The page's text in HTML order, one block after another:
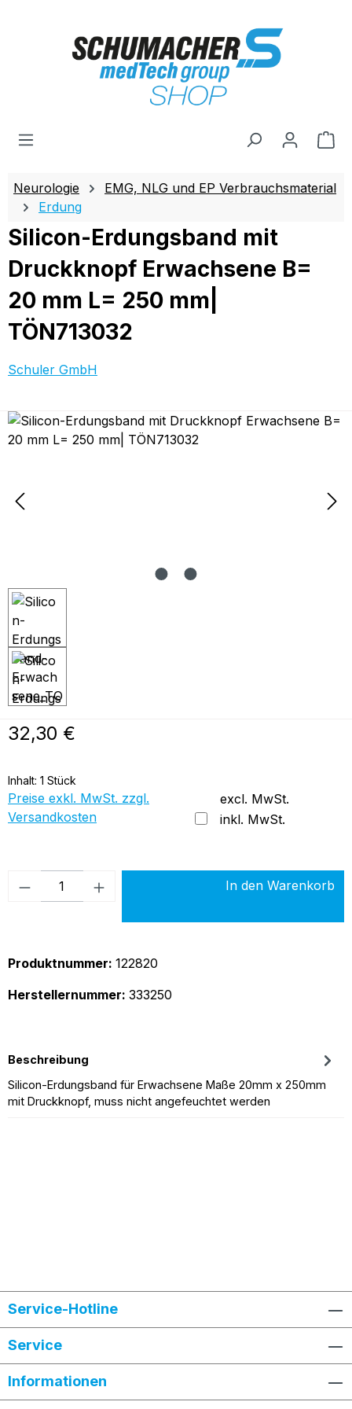
Neurologie
EMG, NLG und EP Verbrauchsmaterial
Erdung
Silicon-Erdungsband mit
Druckknopf Erwachsene B=
20 mm L= 250 mm|
TÖN713032
Schuler GmbH
Bildergalerie überspringen
Regulärer Preis:
32,30 €
Inhalt: 1 Stück
Preise exkl. MwSt. zzgl.
Versandkosten
excl. MwSt.
inkl. MwSt.
Produkt Anzahl: Gib den gewünschten
In den Warenkorb
Produktnummer: 122820
Herstellernummer: 333250
Beschreibung
Silicon-Erdungsband für Erwachsene Maße 20mm x 250mm
mit Druckknopf, muss nicht angefeuchtet werden
Service-Hotline
Service
Informationen